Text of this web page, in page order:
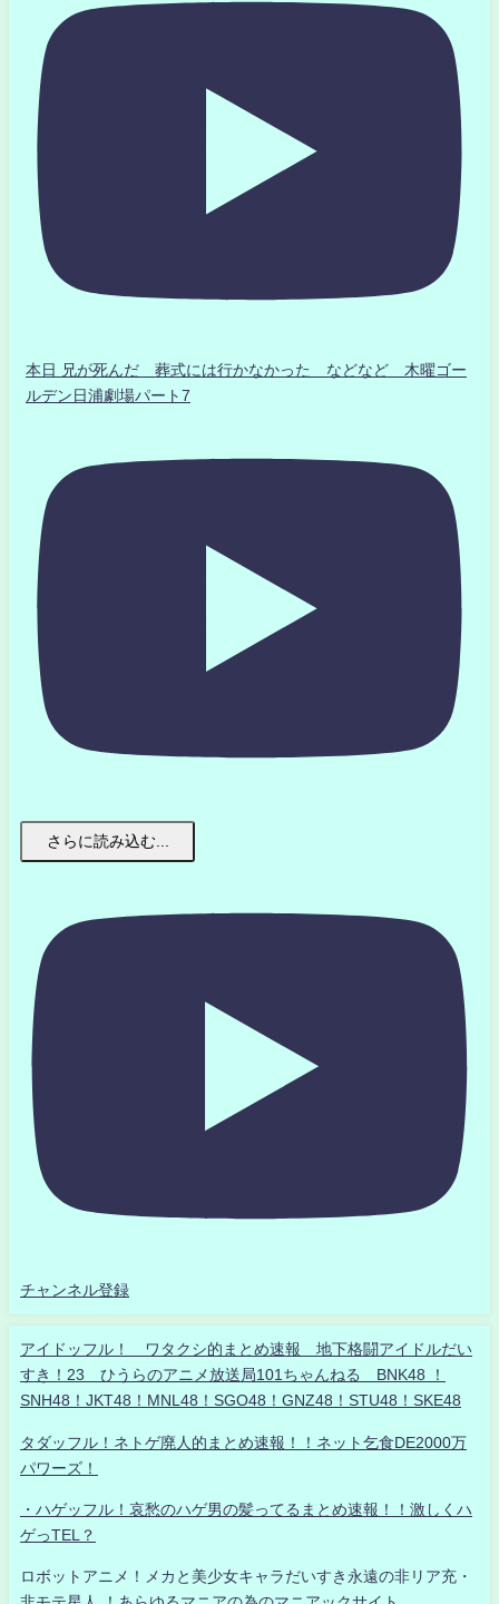
本日 兄が死んだ 葬式には行かなかった などなど 木曜ゴー
ルデン日浦劇場パート7
さらに読み込む...
チャンネル登録
アイドッフル！ ワタクシ的まとめ速報 地下格闘アイドルだい
すき！23 ひうらのアニメ放送局101ちゃんねる BNK48 ！
SNH48！JKT48！MNL48！SGO48！GNZ48！STU48！SKE48
タダッフル！ネトゲ廃人的まとめ速報！！ネット乞食DE2000万
パワーズ！
・ハゲッフル！哀愁のハゲ男の髪ってるまとめ速報！！激しくハ
ゲっTEL？
ロボットアニメ！メカと美少女キャラだいすき永遠の非リア充・